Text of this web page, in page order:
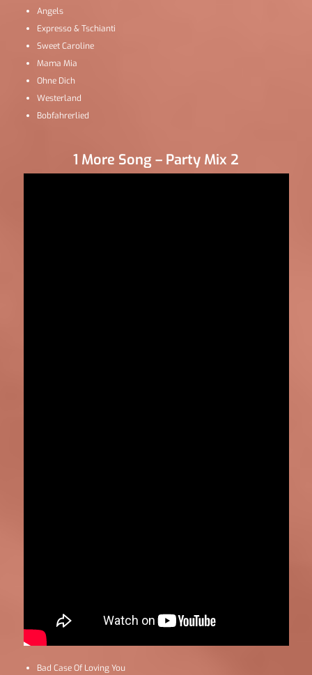
Angels
Expresso & Tschianti
Sweet Caroline
Mama Mia
Ohne Dich
Westerland
Bobfahrerlied
1 More Song – Party Mix 2
Bad Case Of Loving You